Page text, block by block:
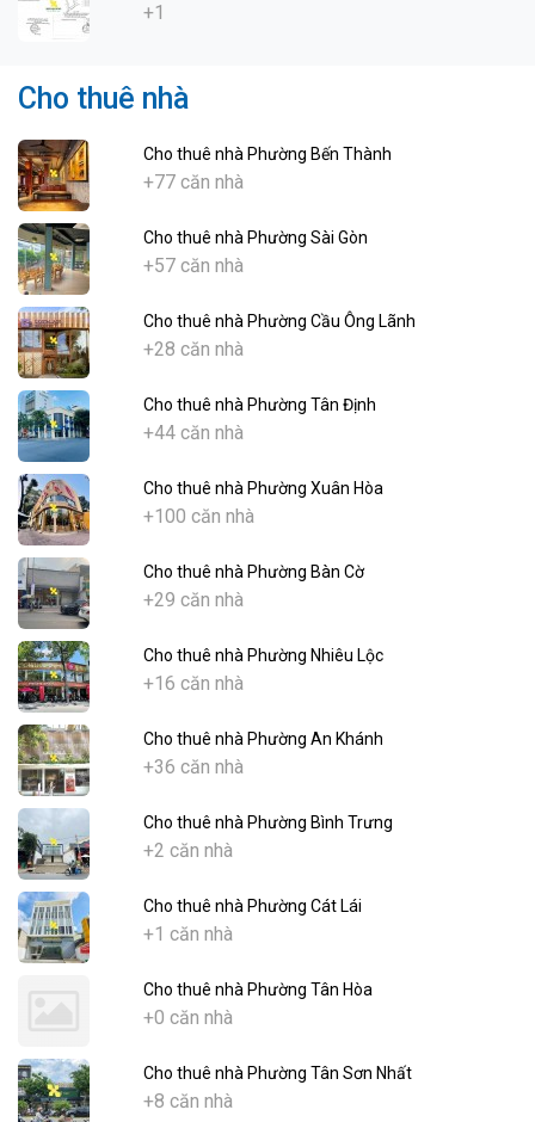
+1
Cho thuê nhà
Cho thuê nhà Phường Bến Thành
+77 căn nhà
Cho thuê nhà Phường Sài Gòn
+57 căn nhà
Cho thuê nhà Phường Cầu Ông Lãnh
+28 căn nhà
Cho thuê nhà Phường Tân Định
+44 căn nhà
Cho thuê nhà Phường Xuân Hòa
+100 căn nhà
Cho thuê nhà Phường Bàn Cờ
+29 căn nhà
Cho thuê nhà Phường Nhiêu Lộc
+16 căn nhà
Cho thuê nhà Phường An Khánh
+36 căn nhà
Cho thuê nhà Phường Bình Trưng
+2 căn nhà
Cho thuê nhà Phường Cát Lái
+1 căn nhà
Cho thuê nhà Phường Tân Hòa
+0 căn nhà
Cho thuê nhà Phường Tân Sơn Nhất
+8 căn nhà